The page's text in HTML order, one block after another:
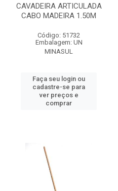
CAVADEIRA ARTICULADA
CABO MADEIRA 1.50M
Código: 51732
Embalagem: UN
MINASUL
Faça seu login ou
cadastre-se para
ver preços e
comprar